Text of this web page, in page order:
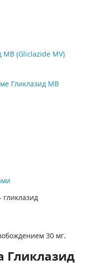
МВ (Gliclazide MV)
Гликлазид МВ
гликлазид
30 мг.
Гликлазид